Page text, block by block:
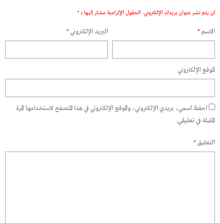
لن يتم نشر عنوان بريدك الإلكتروني. الحقول الإلزامية مشار إليها بـ *
الاسم* البريد الإلكتروني*
الموقع الإلكتروني
احفظ اسمي، بريدي الإلكتروني، والموقع الإلكتروني في هذا المتصفح لاستخدامها المرة
المقبلة في تعليقي.
التعليق*